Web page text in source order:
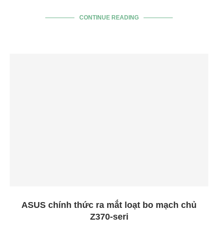
CONTINUE READING
ASUS chính thức ra mắt loạt bo mạch chủ
Z370-seri